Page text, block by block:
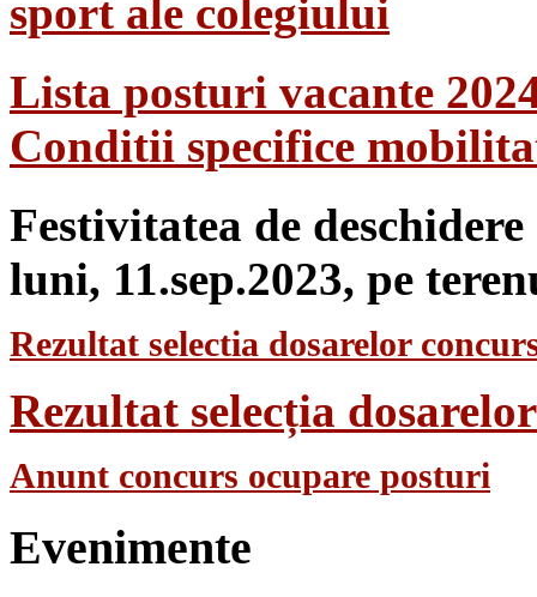
sport ale colegiului
Lista posturi vacante
Conditii specifice
Festivitatea de
luni, 11.sep.2023, pe
Rezultat selectia dosarelor
Rezultat selecția
Anunt concurs ocupare posturi
Evenimente